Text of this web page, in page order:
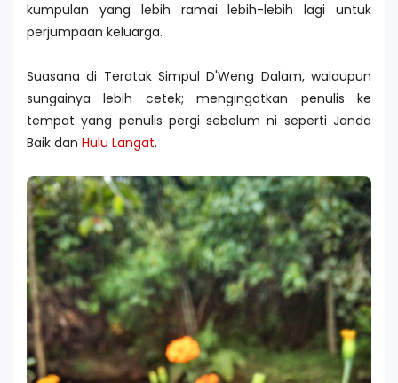
kumpulan yang lebih ramai lebih-lebih lagi untuk
perjumpaan keluarga.
Suasana di Teratak Simpul D'Weng Dalam, walaupun
sungainya lebih cetek; mengingatkan penulis ke
tempat yang penulis pergi sebelum ni seperti Janda
Baik dan Hulu Langat.